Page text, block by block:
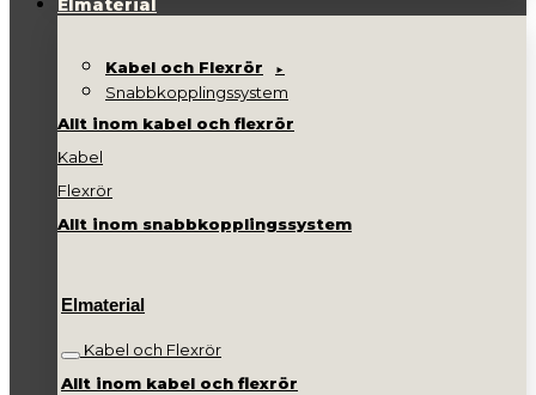
Elmaterial
Kabel och Flexrör
Snabbkopplingssystem
Allt inom kabel och flexrör
Kabel
Flexrör
Allt inom snabbkopplingssystem
Elmaterial
Kabel och Flexrör
Allt inom kabel och flexrör